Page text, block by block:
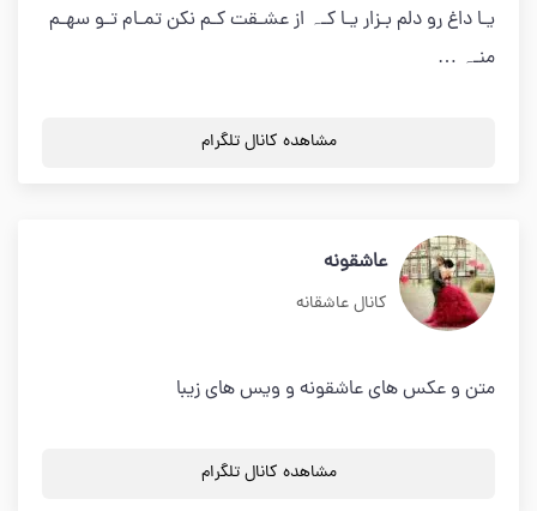
یـا داغ رو دلم بـزار یـا کـہ از عشـقت کـم نکن تمـام تـو سهـم
منـہ …
مشاهده کانال تلگرام
عاشقونه
کانال عاشقانه
متن و عکس های عاشقونه و ویس های زیبا
مشاهده کانال تلگرام